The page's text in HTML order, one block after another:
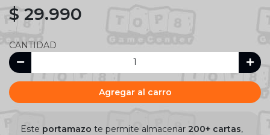
$ 29.990
CANTIDAD
Agregar al carro
Este portamazo te permite almacenar 200+ cartas,